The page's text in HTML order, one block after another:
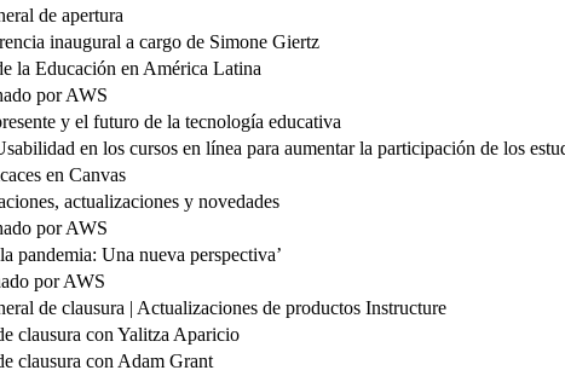
de apertura
inaugural a cargo de Simone Giertz
la Educación en América Latina
por AWS
y el futuro de la tecnología educativa
en los cursos en línea para aumentar la participación de los
en Canvas
actualizaciones y novedades
por AWS
pandemia: Una nueva perspectiva’
por AWS
de clausura | Actualizaciones de productos Instructure
clausura con Yalitza Aparicio
clausura con Adam Grant